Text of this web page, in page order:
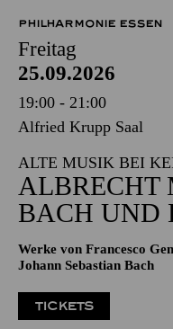
PHILHARMONIE ESSEN
Freitag
25.09.2026
19:00 - 21:00
Alfried Krupp Saal
ALTE MUSIK BEI
ALBRECHT
BACH UND
Werke von Francesco
Johann Sebastian Bach
TICKETS